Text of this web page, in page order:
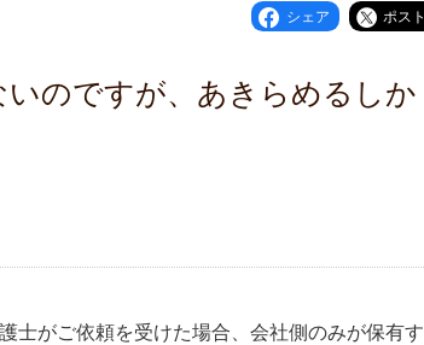
シェア ポスト
のですが、あきらめるしか
士がご依頼を受けた場合、会社側のみが保有す